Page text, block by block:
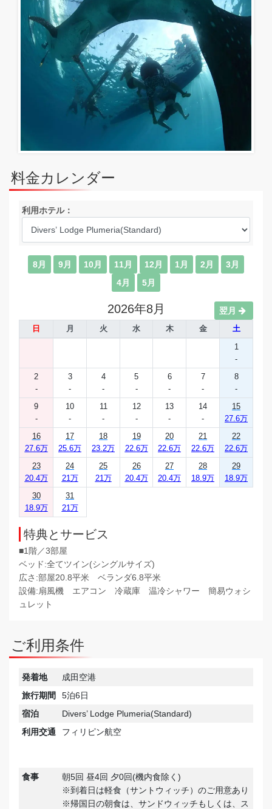
料金カレンダー
利用ホテル：
8月 9月 10月 11月 12月 1月 2月
3月
4月
5月
2026年8月 翌月
日 月 火 水 木 金
土
1
-
2
-
3
-
4
-
5
-
6
-
7
-
8
-
9
-
10
-
11
-
12
-
13
-
14
-
15
27.6万
16
27.6万
17
25.6万
18
23.2万
19
22.6万
20
22.6万
21
22.6万
22
22.6万
23
20.4万
24
21万
25
21万
26
20.4万
27
20.4万
28
18.9万
29
18.9万
30
18.9万
31
21万
特典とサービス
■1階／3部屋
ベッド:全てツイン(シングルサイズ)
広さ:部屋20.8平米 ベランダ6.8平米
設備:扇風機 エアコン 冷蔵庫 温冷シャワー 簡易ウォシ
ュレット
ご利用条件
発着地
成田空港
旅行期間
5泊6日
宿泊
Divers’ Lodge Plumeria(Standard)
利用交通
フィリピン航空
食事
朝5回 昼4回 夕0回(機内食除く)
※到着日は軽食（サントウィッチ）のご用意あり
※帰国日の朝食は、サンドウィッチもしくは、ス